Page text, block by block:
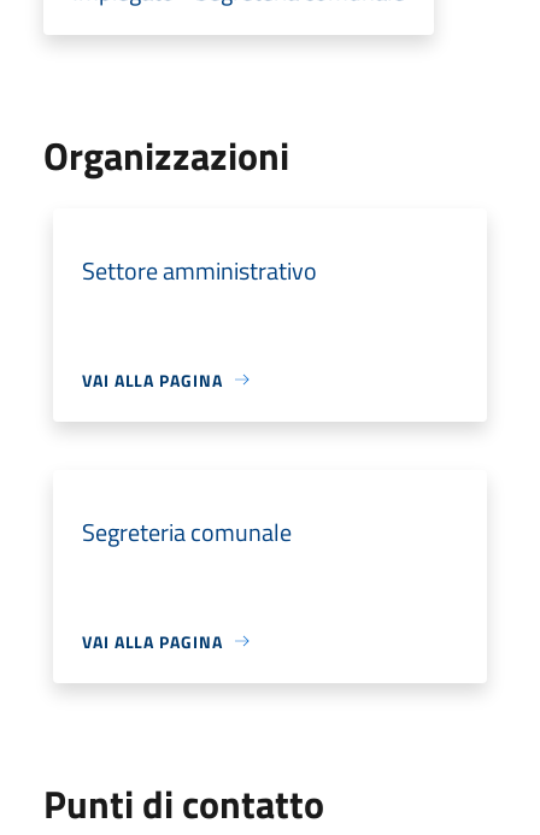
Organizzazioni
Settore amministrativo
VAI ALLA PAGINA
Segreteria comunale
VAI ALLA PAGINA
Punti di contatto